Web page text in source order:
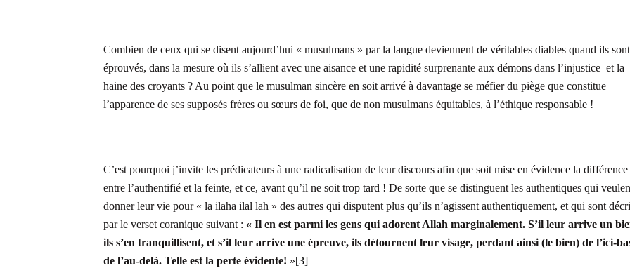
Combien de ceux qui se disent aujourd’hui « musulmans » par la langue deviennent de véritables diables quand ils sont
éprouvés, dans la mesure où ils s’allient avec une aisance et une rapidité surprenante aux démons dans l’injustice et la
haine des croyants ? Au point que le musulman sincère en soit arrivé à davantage se méfier du piège que constitue
l’apparence de ses supposés frères ou sœurs de foi, que de non musulmans équitables, à l’éthique responsable !
C’est pourquoi j’invite les prédicateurs à une radicalisation de leur discours afin que soit mise en évidence la différence
entre l’authentifié et la feinte, et ce, avant qu’il ne soit trop tard ! De sorte que se distinguent les authentiques qui
donner leur vie pour « la ilaha ilal lah » des autres qui disputent plus qu’ils n’agissent authentiquement, et qui sont
par le verset coranique suivant : « Il en est parmi les gens qui adorent Allah marginalement. S’il leur arrive un
ils s’en tranquillisent, et s’il leur arrive une épreuve, ils détournent leur visage, perdant ainsi (le bien) de l’ici-
de l’au-delà. Telle est la perte évidente! »[3]